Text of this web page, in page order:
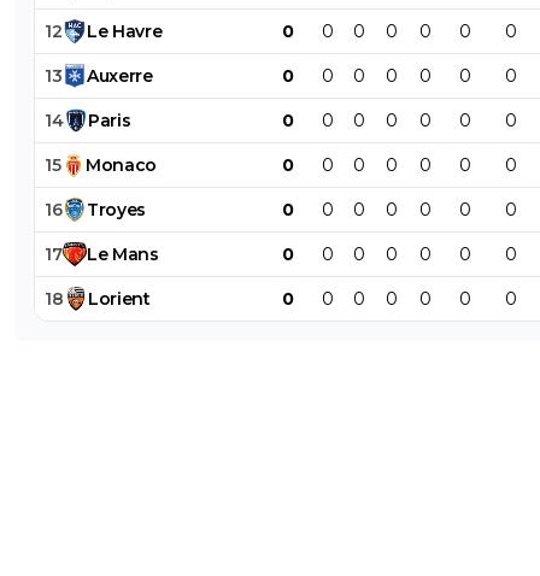
12 Le Havre 0 0 0 0 0 0 0
13 Auxerre 0 0 0 0 0 0 0
14 Paris 0 0 0 0 0 0 0
15 Monaco 0 0 0 0 0 0 0
16 Troyes 0 0 0 0 0 0 0
17 Le Mans 0 0 0 0 0 0 0
18 Lorient 0 0 0 0 0 0 0